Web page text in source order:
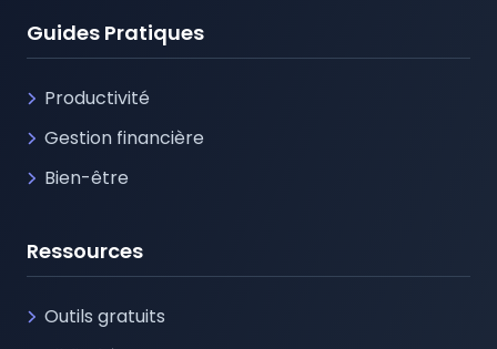
Guides Pratiques
Productivité
Gestion financière
Bien-être
Ressources
Outils gratuits